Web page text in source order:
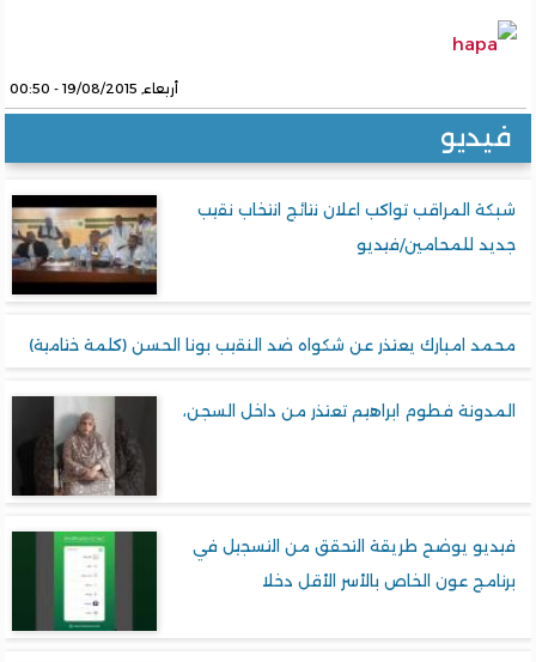
أربعاء, 19/08/2015 - 00:50
فيديو
شبكة المراقب تواكب اعلان نتائج انتخاب نقيب
جديد للمحامين/فيديو
محمد امبارك يعتذر عن شكواه ضد النقيب بونا الحسن (كلمة ختامية)
المدونة فطوم ابراهيم تعتذر من داخل السجن،
فيديو يوضح طريقة التحقق من التسجيل في
برنامج عون الخاص بالأسر الأقل دخلا